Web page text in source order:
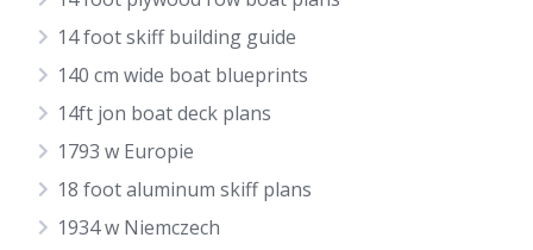
14 foot skiff building guide
140 cm wide boat blueprints
14ft jon boat deck plans
1793 w Europie
18 foot aluminum skiff plans
1934 w Niemczech